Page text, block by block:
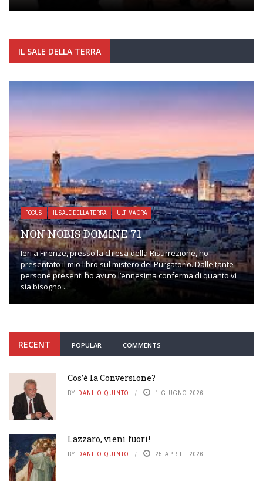
IL SALE DELLA TERRA
FOCUS IL SALE DELLA TERRA ULTIMA ORA
NON NOBIS DOMINE 71
Ieri a Firenze, presso la chiesa della Risurrezione, ho
presentato il mio libro sul mistero del Purgatorio. Dalle tante
persone presenti ho avuto l’ennesima conferma di quanto vi
sia bisogno ...
RECENT POPULAR COMMENTS
Cos’è la Conversione?
BY DANILO QUINTO 1 GIUGNO 2026
Lazzaro, vieni fuori!
BY DANILO QUINTO 25 APRILE 2026